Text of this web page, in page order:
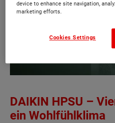
DAIKIN HPSU –
ein Wohlfühlklima
device to enhance site navigation,
marketing efforts.
Cookies Settings